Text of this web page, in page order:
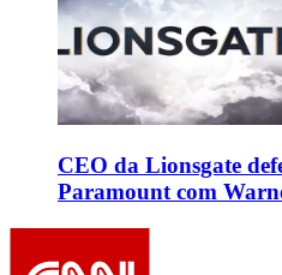
CEO da Lionsgate
Paramount com